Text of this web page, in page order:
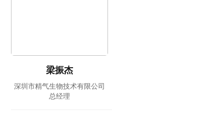
梁振杰
深圳市精气生物技术有限公司
总经理